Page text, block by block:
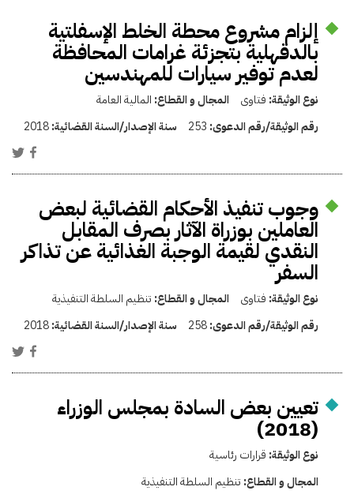
إلزام مشروع محطة الخلط الإسفلتية
بالدقهلية بتجزئة غرامات المحافظة
لعدم توفير سيارات للمهندسين
نوع الوثيقة: فتاوى المجال و القطاع: المالية العامة
رقم الوثيقة/رقم الدعوى: 253 سنة الإصدار/السنة القضائية:2018
وجوب تنفيذ الأحكام القضائية لبعض
العاملين بوزراة الآثار بصرف المقابل
النقدي لقيمة الوجبة الغذائية عن تذاكر
السفر
نوع الوثيقة: فتاوى المجال و القطاع: تنظيم السلطة التنفيذية
رقم الوثيقة/رقم الدعوى:258 سنة الإصدار/السنة القضائية:2018
تعيين بعض السادة بمجلس الوزراء
(2018)
نوع الوثيقة: قرارات رئاسية
المجال و القطاع: تنظيم السلطة التنفيذية